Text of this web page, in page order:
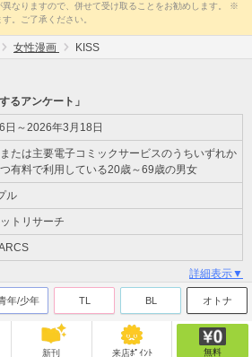
なりますので、併せて受け取ることをお勧めします。 ※
。ご了承ください。
女性漫画 KISS
るアンケート」
日～2026年3月18日
たは主要電子コミックサービスのうちいずれか
有料で利用している20歳～69歳の男女
ル
トリサーチ
詳細表示▼
年/少年 TL BL オトナ
新刊 来店ﾎﾟｲﾝﾄ 無料